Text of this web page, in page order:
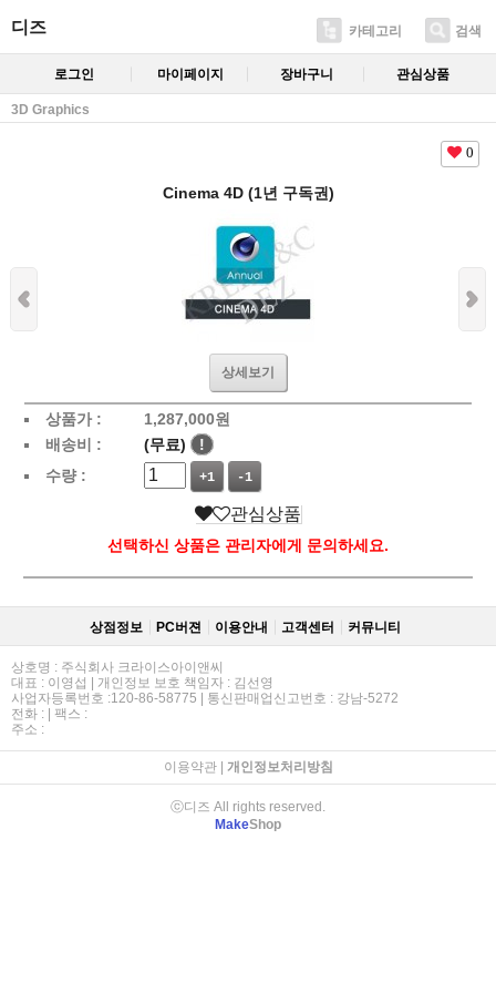
디즈 카테고리 검색
로그인 마이페이지 장바구니 관심상품
3D Graphics
0
Cinema 4D (1년 구독권)
상세보기
상품가 : 1,287,000원
배송비 :
(무료)
!
수량 :
+1 -1
관심상품
선택하신 상품은 관리자에게 문의하세요.
상점정보 PC버젼 이용안내 고객센터 커뮤니티
상호명 : 주식회사 크라이스아이앤씨
대표 : 이영섭 | 개인정보 보호 책임자 : 김선영
사업자등록번호 :120-86-58775 | 통신판매업신고번호 : 강남-5272
전화 : | 팩스 :
주소 :
이용약관| 개인정보처리방침
ⓒ디즈 All rights reserved.
MakeShop